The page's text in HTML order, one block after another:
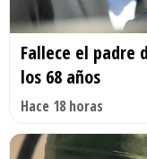
Fallece el padre
los 68 años
Hace 18 horas